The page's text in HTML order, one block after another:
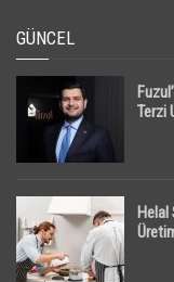
GÜNCEL
Terzi
Helal